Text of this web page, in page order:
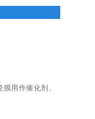
用作催化剂。